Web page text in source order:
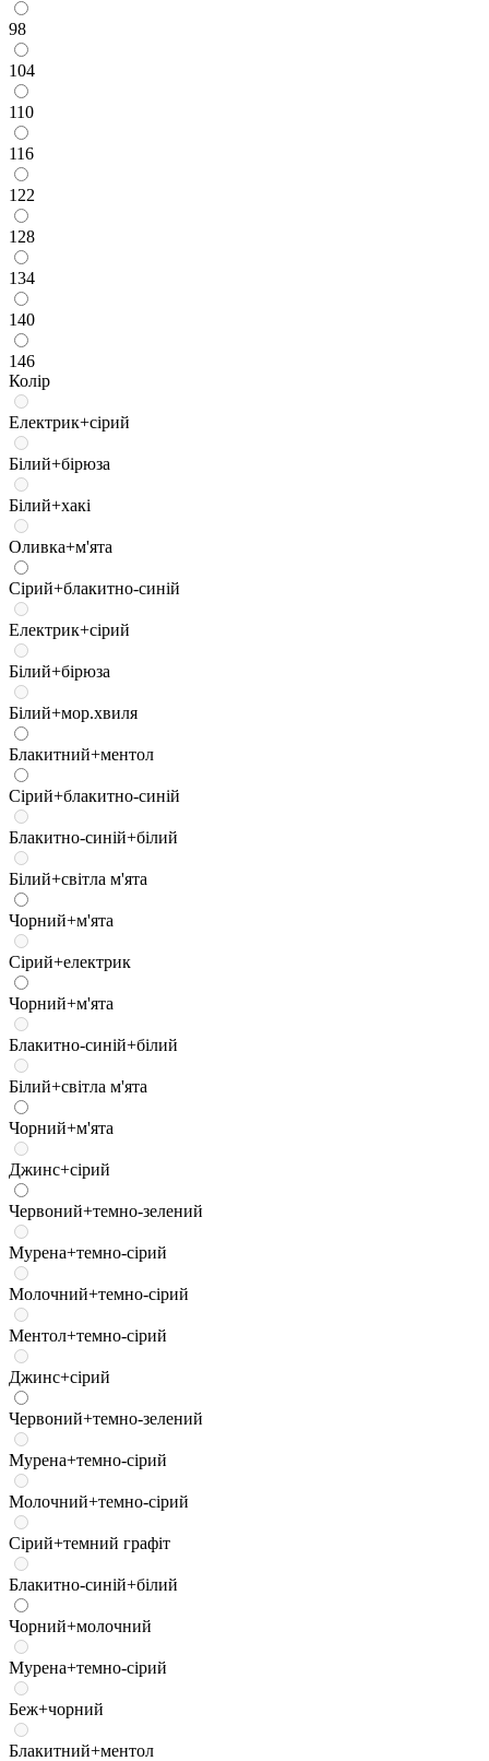
98
104
110
116
122
128
134
140
146
Колір
Електрик+сірий
Білий+бірюза
Білий+хакі
Оливка+м'ята
Сірий+блакитно-синій
Електрик+сірий
Білий+бірюза
Білий+мор.хвиля
Блакитний+ментол
Сірий+блакитно-синій
Блакитно-синій+білий
Білий+світла м'ята
Чорний+м'ята
Сірий+електрик
Чорний+м'ята
Блакитно-синій+білий
Білий+світла м'ята
Чорний+м'ята
Джинс+сірий
Червоний+темно-зелений
Мурена+темно-сірий
Молочний+темно-сірий
Ментол+темно-сірий
Джинс+сірий
Червоний+темно-зелений
Мурена+темно-сірий
Молочний+темно-сірий
Сірий+темний графіт
Блакитно-синій+білий
Чорний+молочний
Мурена+темно-сірий
Беж+чорний
Блакитний+ментол